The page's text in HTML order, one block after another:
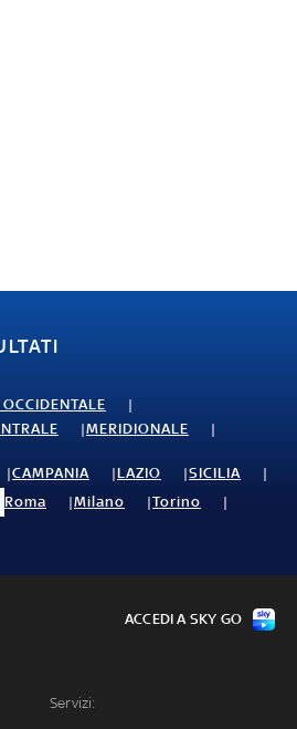
MERIDIONALE
CAMPANIA LAZIO
SICILIA
Roma Milano
Torino
Servizi:
ACCEDI A SKY GO